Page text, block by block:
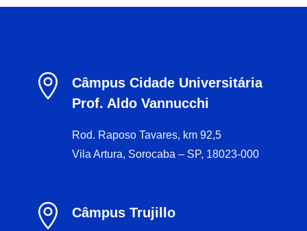

Câmpus Cidade Universitária
Prof. Aldo Vannucchi
Rod. Raposo Tavares, km 92,5
Vila Artura, Sorocaba – SP, 18023-000
 Câmpus Trujillo